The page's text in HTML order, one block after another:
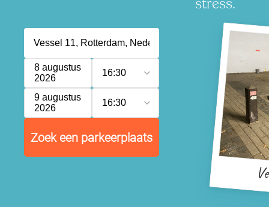
8 augustus
2026
16:30
9 augustus
2026
16:30
Zoek een parkeerplaats